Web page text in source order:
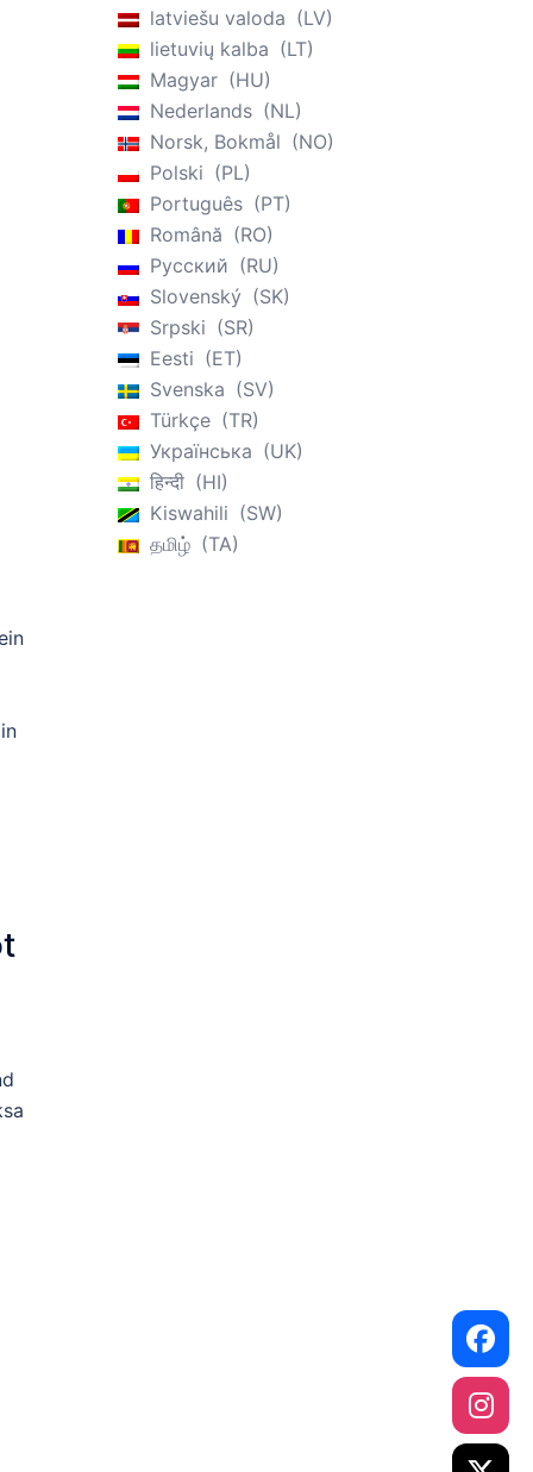
latviešu valoda
LV
lietuvių kalba
LT
Magyar
HU
Nederlands
NL
Norsk, Bokmål
NO
Polski
PL
Português
PT
Română
RO
Русский
RU
Slovenský
SK
Srpski
SR
Eesti
ET
Svenska
SV
Türkçe
TR
Українська
UK
हिन्दी
HI
Kiswahili
SW
தமிழ்
TA